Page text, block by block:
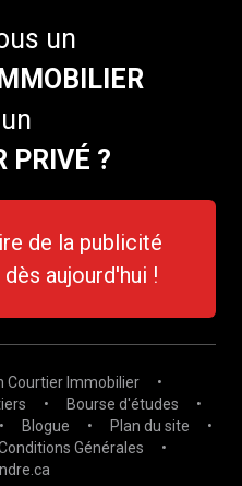
un
PRIVÉ ?
de la publicité
aujourd'hui !
Courtier Immobilier
•
• Bourse d'études
•
• Blogue • Plan du site
•
Générales
•